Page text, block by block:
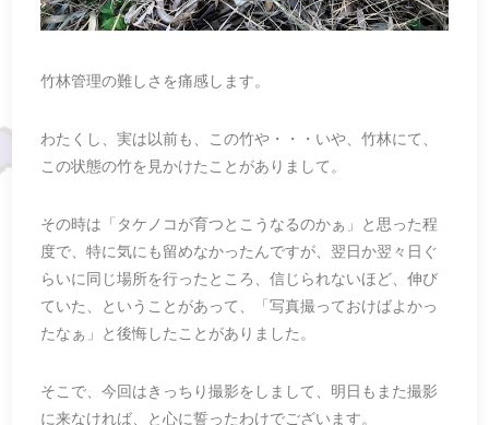
竹林管理の難しさを痛感します。
わたくし、実は以前も、この竹や・・・いや、竹林にて、
この状態の竹を見かけたことがありまして。
その時は「タケノコが育つとこうなるのかぁ」と思った程
度で、特に気にも留めなかったんですが、翌日か翌々日ぐ
らいに同じ場所を行ったところ、信じられないほど、伸び
ていた、ということがあって、「写真撮っておけばよかっ
たなぁ」と後悔したことがありました。
そこで、今回はきっちり撮影をしまして、明日もまた撮影
に来なければ、と心に誓ったわけでございます。